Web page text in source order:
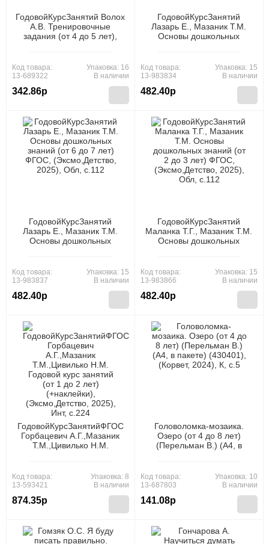
ГодовойКурсЗанятий Волох
А.В. Тренировочные
задания (от 4 до 5 лет),
Код товара:
13-689322
342.86р
Упаковка: 16
В наличии
ГодовойКурсЗанятий
Лазарь Е., Мазаник Т.М.
Основы дошкольных
2024), Обл, c.112
Код товара:
13-983834
482.40р
Упаковка: 15
В наличии
ГодовойКурсЗанятий
Лазарь Е., Мазаник Т.М.
Основы дошкольных
2025), Обл, c.112
Код товара:
13-983837
482.40р
Упаковка: 15
В наличии
ГодовойКурсЗанятий
Маланка Т.Г., Мазаник Т.М.
Основы дошкольных
2025), Обл, c.112
Код товара:
13-983866
482.40р
Упаковка: 15
В наличии
ГодовойКурсЗанятийФГОС
Горбацевич А.Г.,Мазаник
Т.М.,Цивилько Н.М.
(Эксмо,Детство, 2025), Инт,
Код товара:
13-593421
874.35р
Упаковка: 8
В наличии
Головоломка-мозаика.
Озеро (от 4 до 8 лет)
(Перельман В.) (А4, в
Код товара:
13-687803
141.08р
Упаковка: 10
В наличии